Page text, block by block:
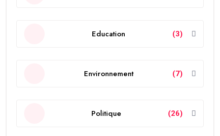
Education (3)
Environnement (7)
Politique (26)